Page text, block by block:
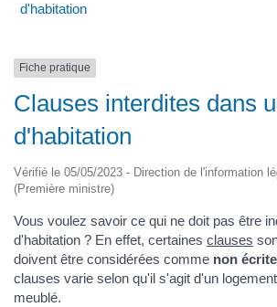
d'habitation
Fiche pratique
Clauses interdites dans
d'habitation
Vérifié le 05/05/2023 - Direction de l'information
(Première ministre)
Vous voulez savoir ce qui ne doit pas être
d'habitation ? En effet, certaines clauses
doivent être considérées comme non
clauses varie selon qu'il s'agit d'un
meublé.